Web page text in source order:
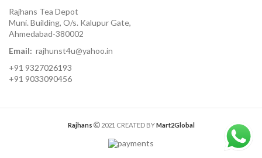
Rajhans Tea Depot
Muni. Building, O/s. Kalupur Gate,
Ahmedabad-380002
Email: rajhunst4u@yahoo.in
+91 9327026193
+91 9033090456
Rajhans 2021 CREATED BYMart2Global